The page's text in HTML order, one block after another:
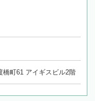
橋町61 アイギスビル2階